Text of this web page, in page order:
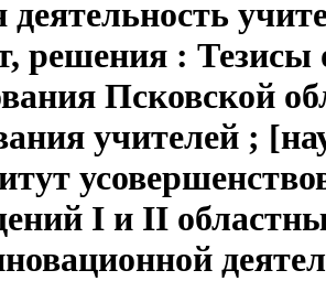
решения : Тезисы
Псковской
учителей ;
I и II